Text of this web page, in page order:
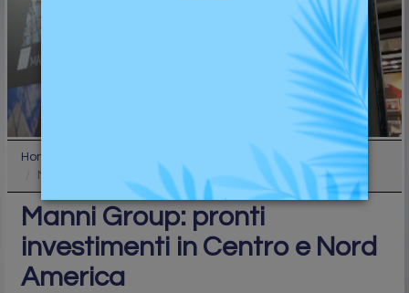
Home
Manni Group: pronti investimenti in Centro e Nord ...
Manni Group: pronti
investimenti in Centro e Nord
America